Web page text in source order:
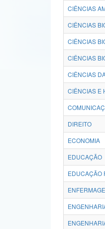
CIÊNCIAS
CIÊNCIAS
CIÊNCIAS
CIÊNCIAS
CIÊNCIAS
CIÊNCIAS E
DIREITO
ECONOMIA
EDUCAÇÃO
EDUCAÇÃO